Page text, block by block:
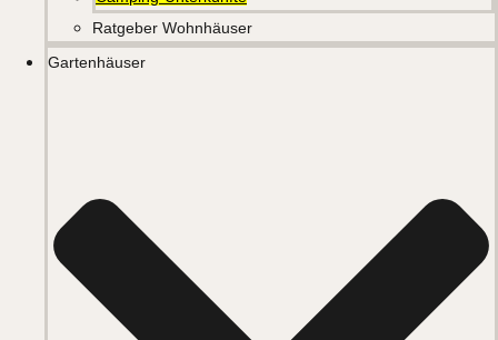
Ratgeber Wohnhäuser
Gartenhäuser